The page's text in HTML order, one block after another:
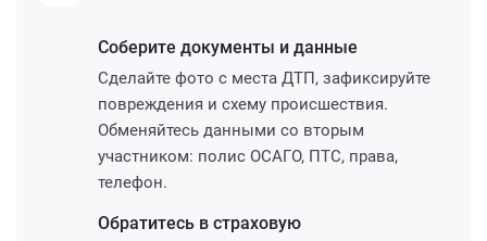
Соберите документы и данные
Сделайте фото с места ДТП, зафиксируйте
повреждения и схему происшествия.
Обменяйтесь данными со вторым
участником: полис ОСАГО, ПТС, права,
телефон.
Обратитесь в страховую